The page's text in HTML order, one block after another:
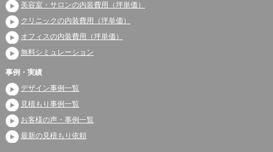
美容室・サロンの内装費用（坪単価）
クリニックの内装費用（坪単価）
オフィスの内装費用（坪単価）
無料シミュレーション
事例・実績
デザイン事例一覧
見積もり事例一覧
お客様の声・事例一覧
最新の見積もり依頼